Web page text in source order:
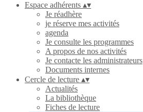
Espace adhérents ▴▾
Je réadhère
je réserve mes activités
agenda
Je consulte les programmes
A propos de nos activités
Je contacte les administrateurs
Documents internes
Cercle de lecture ▴▾
Actualités
La bibliothèque
Fiches de lecture